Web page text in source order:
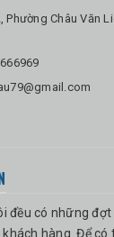
Châu Văn
đều có những
hàng. Để có